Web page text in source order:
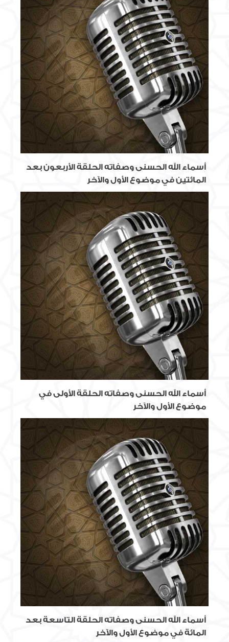
أسماء الله الحسنى وصفاته الحلقة الأربعون بعد
المائتين في موضوع الأول والآخر
أسماء الله الحسنى وصفاته الحلقة الأولى في
موضوع الأول والآخر
أسماء الله الحسنى وصفاته الحلقة التاسعة بعد
المائة في موضوع الأول والآخر